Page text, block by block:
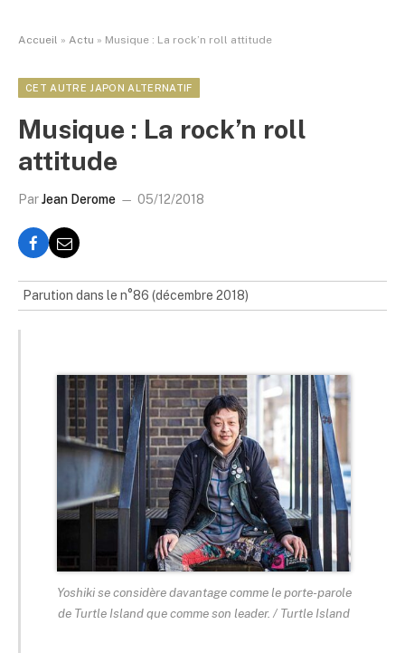
Accueil » Actu » Musique : La rock’n roll attitude
CET AUTRE JAPON ALTERNATIF
Musique : La rock’n roll
attitude
ParJean Derome 05/12/2018
Parution dans le n°86 (décembre 2018)
Yoshiki se considère davantage comme le porte-parole
de Turtle Island que comme son leader. / Turtle Island